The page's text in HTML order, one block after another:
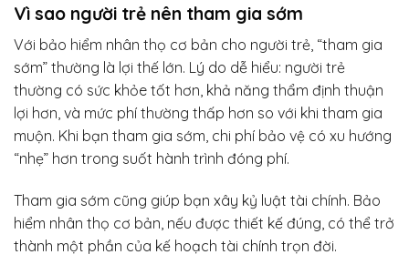
Vì sao người trẻ nên tham gia sớm
Với bảo hiểm nhân thọ cơ bản cho người trẻ, “tham gia
sớm” thường là lợi thế lớn. Lý do dễ hiểu: người trẻ
thường có sức khỏe tốt hơn, khả năng thẩm định thuận
lợi hơn, và mức phí thường thấp hơn so với khi tham gia
muộn. Khi bạn tham gia sớm, chi phí bảo vệ có xu hướng
“nhẹ” hơn trong suốt hành trình đóng phí.
Tham gia sớm cũng giúp bạn xây kỷ luật tài chính. Bảo
hiểm nhân thọ cơ bản, nếu được thiết kế đúng, có thể trở
thành một phần của kế hoạch tài chính trọn đời.